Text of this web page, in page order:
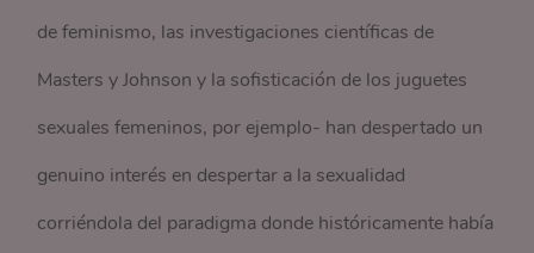
de feminismo, las investigaciones científicas de
Masters y Johnson y la sofisticación de los juguetes
sexuales femeninos, por ejemplo- han despertado un
genuino interés en despertar a la sexualidad
corriéndola del paradigma donde históricamente había